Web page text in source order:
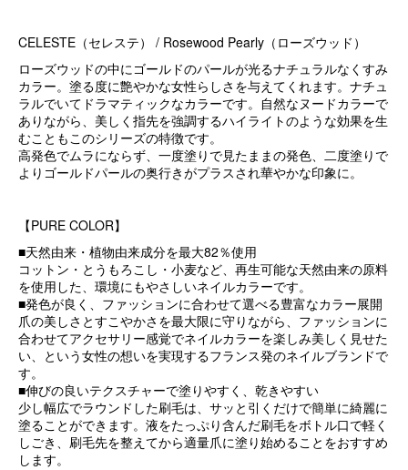
CELESTE（セレステ） / Rosewood Pearly（ローズウッド）
ローズウッドの中にゴールドのパールが光るナチュラルなくすみ
カラー。塗る度に艶やかな女性らしさを与えてくれます。ナチュ
ラルでいてドラマティックなカラーです。自然なヌードカラーで
ありながら、美しく指先を強調するハイライトのような効果を生
むこともこのシリーズの特徴です。
高発色でムラにならず、一度塗りで見たままの発色、二度塗りで
よりゴールドパールの奥行きがプラスされ華やかな印象に。
【PURE COLOR】
■天然由来・植物由来成分を最大82％使用
コットン・とうもろこし・小麦など、再生可能な天然由来の原料
を使用した、環境にもやさしいネイルカラーです。
■発色が良く、ファッションに合わせて選べる豊富なカラー展開
爪の美しさとすこやかさを最大限に守りながら、ファッションに
合わせてアクセサリー感覚でネイルカラーを楽しみ美しく見せた
い、という女性の想いを実現するフランス発のネイルブランドで
す。
■伸びの良いテクスチャーで塗りやすく、乾きやすい
少し幅広でラウンドした刷毛は、サッと引くだけで簡単に綺麗に
塗ることができます。液をたっぷり含んだ刷毛をボトル口で軽く
しごき、刷毛先を整えてから適量爪に塗り始めることをおすすめ
します。